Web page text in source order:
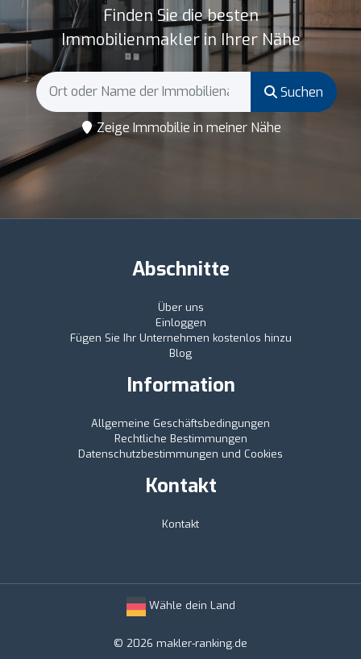
Finden Sie die besten
Immobilienmakler in Ihrer Nähe
Suchen
Zeige Immobilie in meiner Nähe
Abschnitte
Über uns
Einloggen
Fügen Sie Ihr Unternehmen kostenlos hinzu
Blog
Information
Allgemeine Geschäftsbedingungen
Rechtliche Bestimmungen
Datenschutzbestimmungen und Cookies
Kontakt
Kontakt
Wähle dein Land
© 2026 makler-ranking.de